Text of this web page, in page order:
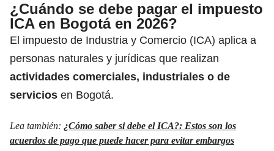
¿Cuándo se debe pagar el impuesto
ICA en Bogotá en 2026?
El impuesto de Industria y Comercio (ICA) aplica a
personas naturales y jurídicas que realizan
actividades comerciales, industriales o de
servicios en Bogotá.
Lea también: ¿Cómo saber si debe el ICA?: Estos son los
acuerdos de pago que puede hacer para evitar embargos